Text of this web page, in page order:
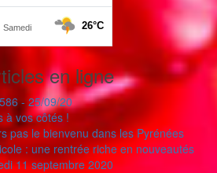
en ligne
- 25/09/20
à vos côtés !
pas le bienvenu dans les Pyrénées
: une rentrée riche en nouveautés
11 septembre 2020